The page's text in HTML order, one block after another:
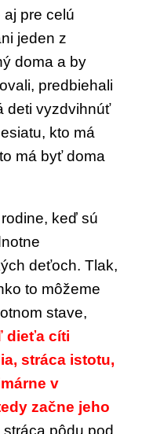
pre celú
jeden z
doma a by
predbiehali
deti vyzdvihnúť
kto má
má byť doma
keď sú
deťoch. Tlak,
to môžeme
stave,
dieťa cíti
stráca istotu,
v
začne jeho
stráca pôdu pod